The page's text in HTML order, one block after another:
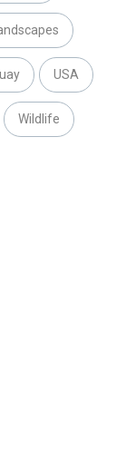
USA
Wildlife